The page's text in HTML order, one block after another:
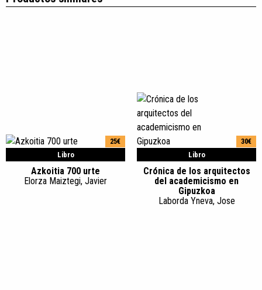
Libro
25€
Azkoitia 700 urte
Elorza Maiztegi, Javier
Libro
30€
Crónica de los arquitectos
del academicismo en
Gipuzkoa
Laborda Yneva, Jose